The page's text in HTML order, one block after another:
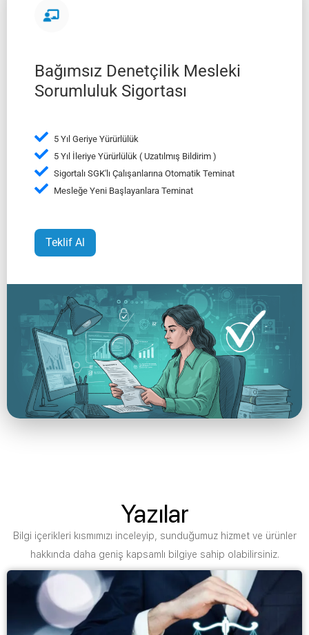
Bağımsız Denetçilik Mesleki
Sorumluluk Sigortası
5 Yıl Geriye Yürürlülük
5 Yıl İleriye Yürürlülük ( Uzatılmış Bildirim )
Sigortalı SGK'lı Çalışanlarına Otomatik Teminat
Mesleğe Yeni Başlayanlara Teminat
Teklif Al
Yazılar
Bilgi içerikleri kısmımızı inceleyip, sunduğumuz hizmet ve ürünler
hakkında daha geniş kapsamlı bilgiye sahip olabilirsiniz.